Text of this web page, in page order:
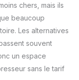
chers, mais ils
beaucoup
Les alternatives
souvent
un espace
sans le tarif